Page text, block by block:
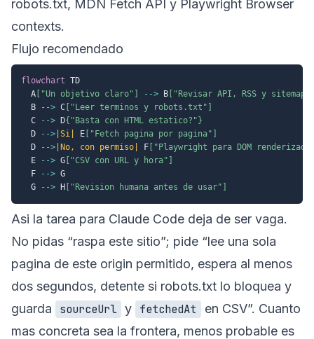
robots.txt, MDN Fetch API y Playwright Browser
contexts.
Flujo recomendado
flowchart TD
  A
["Un objetivo claro"] --> B ["Revisar API, RSS y
  B
--> C ["Leer terminos y robots.txt"]
  C
--> D{"Basta con HTML estatico?"}
  D
--> |Si| E ["Fetch pagina por pagina"]
  D
--> |No, con permiso| F ["Playwright para DOM
  E
--> G ["CSV con URL y hora"]
  F
--> G
  G
--> H ["Revision humana antes de usar"]
Asi la tarea para Claude Code deja de ser vaga.
No pidas “raspa este sitio”; pide “lee una sola
pagina de este origin permitido, espera al menos
dos segundos, detente si robots.txt lo bloquea y
guarda
sourceUrl y fetchedAt
en CSV”. Cuanto
mas concreta sea la frontera, menos probable es